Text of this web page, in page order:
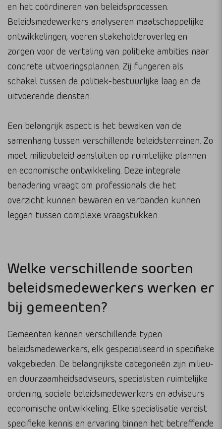
en het coördineren van beleidsprocessen.
Beleidsmedewerkers analyseren maatschappelijke
ontwikkelingen, voeren stakeholderoverleg en
zorgen voor de vertaling van politieke ambities naar
concrete uitvoeringsplannen. Zij fungeren als
schakel tussen de politiek-bestuurlijke laag en de
uitvoerende diensten.
Een belangrijk aspect is het bewaken van de
samenhang tussen verschillende beleidsterreinen. Zo
moet milieubeleid aansluiten op ruimtelijke plannen
en economische ontwikkeling. Deze integrale
benadering vraagt om professionals die het
overzicht kunnen bewaren en verbanden kunnen
leggen tussen complexe vraagstukken.
Welke verschillende soorten
beleidsmedewerkers werken er
bij gemeenten?
Gemeenten kennen verschillende typen
beleidsmedewerkers, elk gespecialiseerd in specifieke
vakgebieden. De belangrijkste categorieën zijn milieu-
en duurzaamheidsadviseurs, specialisten ruimtelijke
ordening, sociale beleidsmedewerkers en adviseurs
economische ontwikkeling. Elke specialisatie vereist
specifieke kennis en ervaring binnen het betreffende